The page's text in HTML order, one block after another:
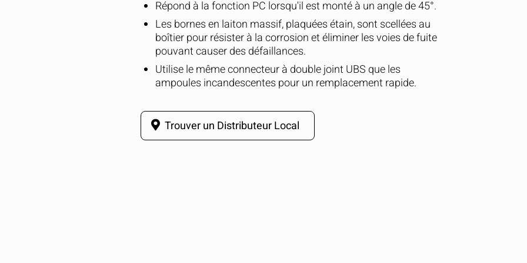
Répond à la fonction PC lorsqu'il est monté à un angle de 45°.
Les bornes en laiton massif, plaquées étain, sont scellées au
boîtier pour résister à la corrosion et éliminer les voies de fuite
pouvant causer des défaillances.
Utilise le même connecteur à double joint UBS que les
ampoules incandescentes pour un remplacement rapide.
Trouver un Distributeur Local